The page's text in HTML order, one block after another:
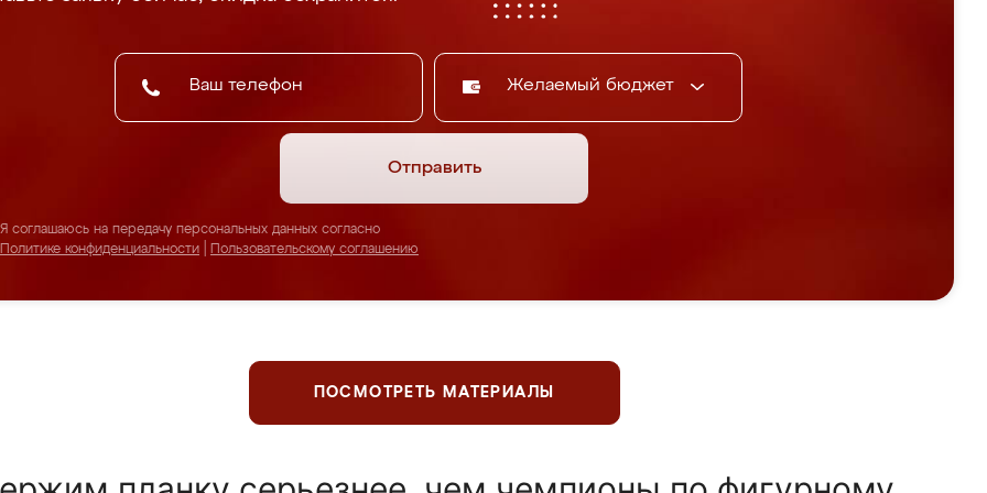
Желаемый бюджет
Отправить
Я соглашаюсь на передачу персональных данных согласно
Политике конфиденциальности
Пользовательскому соглашению
ПОСМОТРЕТЬ МАТЕРИАЛЫ